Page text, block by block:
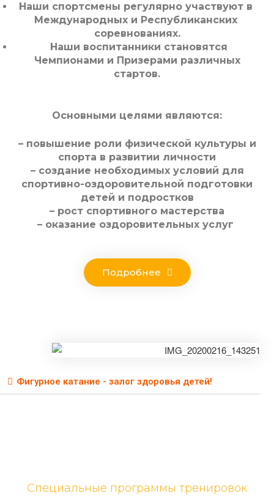
Фигурное катание - залог здоровья детей!
Наши спортсмены регулярно участвуют в
Международных и Республиканских
соревнованиях.
Наши воспитанники становятся
Чемпионами и Призерами различных
стартов.
Основными целями являются:
– повышение роли физической культуры и
спорта в развитии личности
– создание необходимых условий для
спортивно-оздоровительной подготовки
детей и подростков
– рост спортивного мастерства
– оказание оздоровительных услуг
Подробнее
Специальные программы тренировок